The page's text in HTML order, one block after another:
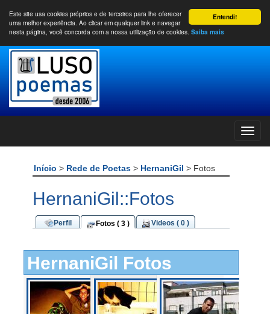
Entendi!
Este site usa cookies próprios e de terceiros para lhe oferecer
uma melhor experiência. Ao clicar em qualquer link e navegar
nesta página, você concorda com a nossa utilização de cookies. Saiba mais
Início > Rede de Poetas > HernaniGil > Fotos
HernaniGil::Fotos
Perfil Fotos ( 3 ) Videos ( 0 )
HernaniGil Fotos